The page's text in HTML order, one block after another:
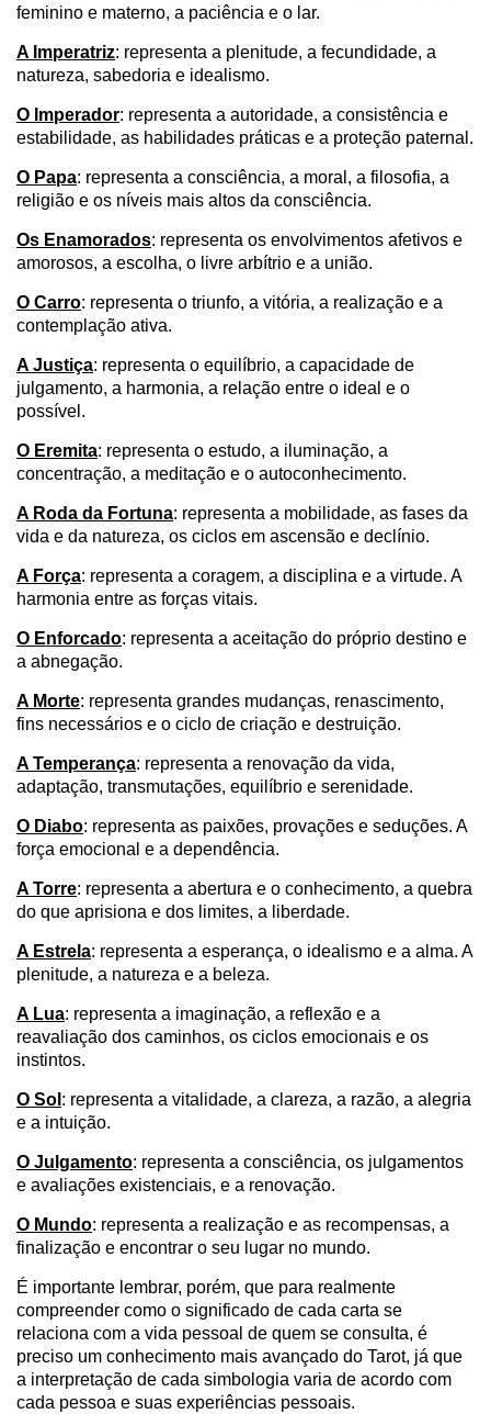
feminino e materno, a paciência e o lar.
A Imperatriz: representa a plenitude, a fecundidade, a
natureza, sabedoria e idealismo.
O Imperador: representa a autoridade, a consistência e
estabilidade, as habilidades práticas e a proteção paternal.
O Papa: representa a consciência, a moral, a filosofia, a
religião e os níveis mais altos da consciência.
Os Enamorados: representa os envolvimentos afetivos e
amorosos, a escolha, o livre arbítrio e a união.
O Carro: representa o triunfo, a vitória, a realização e a
contemplação ativa.
A Justiça: representa o equilíbrio, a capacidade de
julgamento, a harmonia, a relação entre o ideal e o
possível.
O Eremita: representa o estudo, a iluminação, a
concentração, a meditação e o autoconhecimento.
A Roda da Fortuna: representa a mobilidade, as fases da
vida e da natureza, os ciclos em ascensão e declínio.
A Força: representa a coragem, a disciplina e a virtude. A
harmonia entre as forças vitais.
O Enforcado: representa a aceitação do próprio destino e
a abnegação.
A Morte: representa grandes mudanças, renascimento,
fins necessários e o ciclo de criação e destruição.
A Temperança: representa a renovação da vida,
adaptação, transmutações, equilíbrio e serenidade.
O Diabo: representa as paixões, provações e seduções. A
força emocional e a dependência.
A Torre: representa a abertura e o conhecimento, a quebra
do que aprisiona e dos limites, a liberdade.
A Estrela: representa a esperança, o idealismo e a alma. A
plenitude, a natureza e a beleza.
A Lua: representa a imaginação, a reflexão e a
reavaliação dos caminhos, os ciclos emocionais e os
instintos.
O Sol : representa a vitalidade, a clareza, a razão, a alegria
e a intuição.
O Julgamento: representa a consciência, os julgamentos
e avaliações existenciais, e a renovação.
O Mundo: representa a realização e as recompensas, a
finalização e encontrar o seu lugar no mundo.
É importante lembrar, porém, que para realmente
compreender como o significado de cada carta se
relaciona com a vida pessoal de quem se consulta, é
preciso um conhecimento mais avançado do Tarot, já que
a interpretação de cada simbologia varia de acordo com
cada pessoa e suas experiências pessoais.